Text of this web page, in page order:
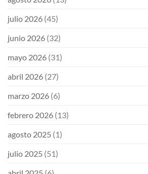
julio 2026 (45)
junio 2026 (32)
mayo 2026 (31)
abril 2026 (27)
marzo 2026 (6)
febrero 2026 (13)
agosto 2025 (1)
julio 2025 (51)